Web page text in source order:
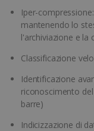
Iper-
mantenendo lo
l'archiviazione e la
Classificazione
Identificazione
riconoscimento
barre)
Indicizzazione di